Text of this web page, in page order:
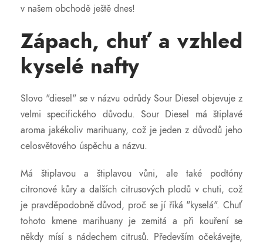
v našem obchodě ještě dnes!
Zápach, chuť a vzhled
kyselé nafty
Slovo "diesel" se v názvu odrůdy Sour Diesel objevuje z
velmi specifického důvodu. Sour Diesel má štiplavé
aroma jakékoliv marihuany, což je jeden z důvodů jeho
celosvětového úspěchu a názvu.
Má štiplavou a štiplavou vůni, ale také podtóny
citronové kůry a dalších citrusových plodů v chuti, což
je pravděpodobně důvod, proč se jí říká "kyselá". Chuť
tohoto kmene marihuany je zemitá a při kouření se
někdy mísí s nádechem citrusů. Především očekávejte,